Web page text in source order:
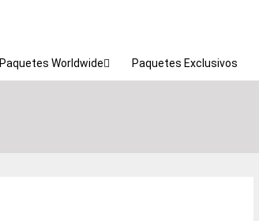
Paquetes Worldwide Paquetes Exclusivos